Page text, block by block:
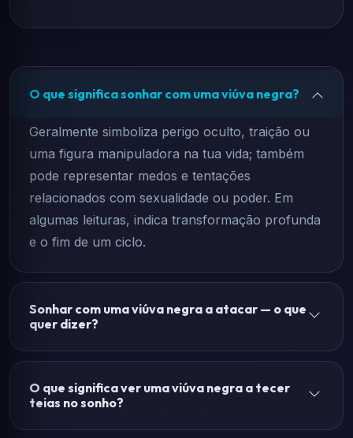
O que significa sonhar com uma viúva negra?
Geralmente simboliza perigo oculto, traição ou
uma figura manipuladora na tua vida; também
pode representar medos e tentações
relacionados com sexualidade ou poder. Em
algumas leituras, indica transformação profunda
e o fim de um ciclo.
Sonhar com uma viúva negra a atacar — o que
quer dizer?
O que significa ver uma viúva negra a tecer
teias no sonho?